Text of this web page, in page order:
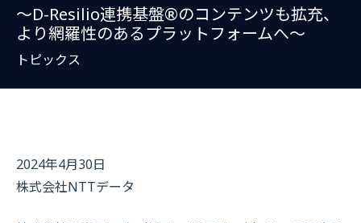
～D-Resilio連携基盤®のコンテンツも拡充、
より網羅性のあるプラットフォームへ～
トピックス
2024年4月30日
株式会社NTTデータ